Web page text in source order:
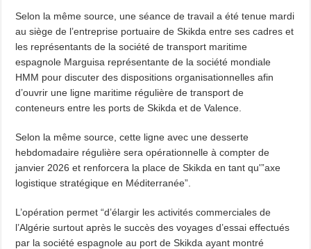
Selon la même source, une séance de travail a été tenue mardi
au siège de l’entreprise portuaire de Skikda entre ses cadres et
les représentants de la société de transport maritime
espagnole Marguisa représentante de la société mondiale
HMM pour discuter des dispositions organisationnelles afin
d’ouvrir une ligne maritime régulière de transport de
conteneurs entre les ports de Skikda et de Valence.
Selon la même source, cette ligne avec une desserte
hebdomadaire régulière sera opérationnelle à compter de
janvier 2026 et renforcera la place de Skikda en tant qu'”axe
logistique stratégique en Méditerranée”.
L’opération permet “d’élargir les activités commerciales de
l’Algérie surtout après le succès des voyages d’essai effectués
par la société espagnole au port de Skikda ayant montré